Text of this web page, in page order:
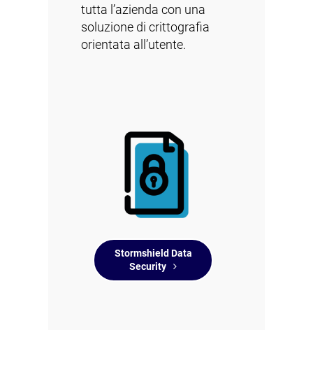
tutta l’azienda con una
soluzione di crittografia
orientata all’utente.
Stormshield Data
Security